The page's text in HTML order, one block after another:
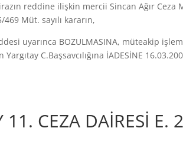
reddine ilişkin mercii Sincan Ağır Ceza
Müt. sayılı kararın,
uyarınca BOZULMASINA, müteakip
C.Başsavcılığına İADESİNE
11. CEZA DAİRESİ